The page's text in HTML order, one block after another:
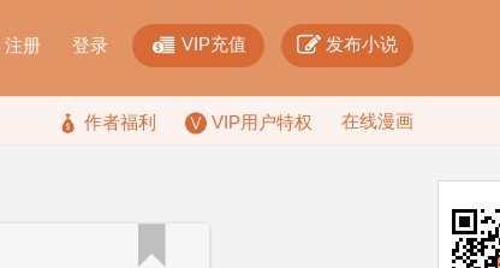
注册 登录  VIP充值  发布小说
 作者福利 VIP用户特权 在线漫画
